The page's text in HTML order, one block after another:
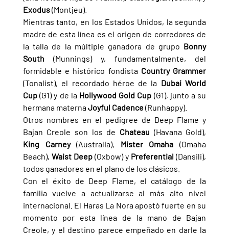
Exodus (Montjeu).
Mientras tanto, en los Estados Unidos, la segunda
madre de esta línea es el origen de corredores de
la talla de la múltiple ganadora de grupo Bonny
South (Munnings) y, fundamentalmente, del
formidable e histórico fondista
(Tonalist), el recordado héroe de la Dubai World
Cup (G1) y de la Hollywood Gold Cup (G1), junto a su
hermana materna Joyful Cadence (Runhappy).
Otros nombres en el pedigree de Deep Flame y
Bajan Creole son los de Chateau
King Carney (Australia), Mister Omaha (Omaha
Beach), Waist Deep (Oxbow) y Preferential (Dansili),
todos ganadores en el plano de los clásicos.
Con el éxito de Deep Flame, el catálogo de la
familia vuelve a actualizarse al más alto nivel
internacional. El Haras La Nora apostó fuerte en su
momento por esta línea de la mano de Bajan
Creole, y el destino parece empeñado en darle la